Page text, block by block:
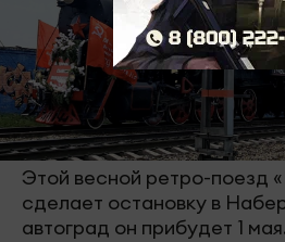
Этой весной ретро-поезд
сделает остановку в
автоград он прибудет 1